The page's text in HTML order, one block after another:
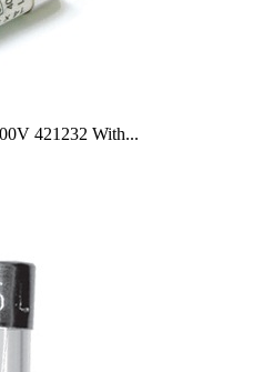
421232 With...